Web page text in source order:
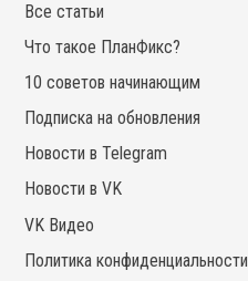
Все статьи
Что такое ПланФикс?
10 советов начинающим
Подписка на обновления
Новости в Telegram
Новости в VK
VK Видео
Политика конфиденциальности